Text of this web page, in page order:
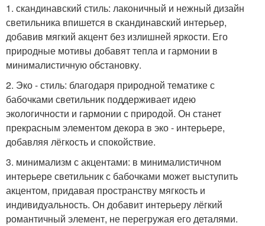
1. скандинавский стиль: лаконичный и нежный дизайн
светильника впишется в скандинавский интерьер,
добавив мягкий акцент без излишней яркости. Его
природные мотивы добавят тепла и гармонии в
минималистичную обстановку.
2. Эко - стиль: благодаря природной тематике с
бабочками светильник поддерживает идею
экологичности и гармонии с природой. Он станет
прекрасным элементом декора в эко - интерьере,
добавляя лёгкость и спокойствие.
3. минимализм с акцентами: в минималистичном
интерьере светильник с бабочками может выступить
акцентом, придавая пространству мягкость и
индивидуальность. Он добавит интерьеру лёгкий
романтичный элемент, не перегружая его деталями.